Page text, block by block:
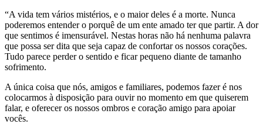
“A vida tem vários mistérios, e o maior deles é a morte. Nunca
poderemos entender o porquê de um ente amado ter que partir. A dor
que sentimos é imensurável. Nestas horas não há nenhuma palavra
que possa ser dita que seja capaz de confortar os nossos corações.
Tudo parece perder o sentido e ficar pequeno diante de tamanho
sofrimento.
A única coisa que nós, amigos e familiares, podemos fazer é nos
colocarmos à disposição para ouvir no momento em que quiserem
falar, e oferecer os nossos ombros e coração amigo para apoiar
vocês.